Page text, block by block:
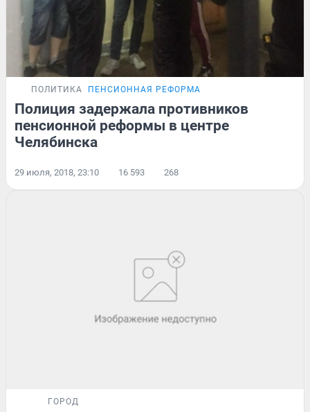
ПОЛИТИКА ПЕНСИОННАЯ РЕФОРМА
Полиция задержала противников
пенсионной реформы в центре
Челябинска
29 июля, 2018, 23:10 16 593 268
ГОРОД